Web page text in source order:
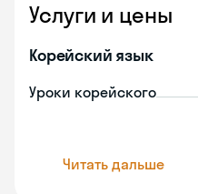
Услуги и цены
Корейский язык
Уроки корейского
Читать дальше